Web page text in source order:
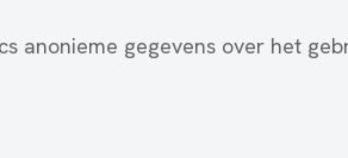
anonieme gegevens over het